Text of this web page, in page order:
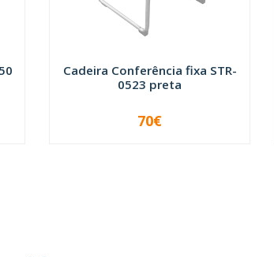
Cadeira Conferência fixa STR-
0523 preta
INDISPONÍVEL
70€